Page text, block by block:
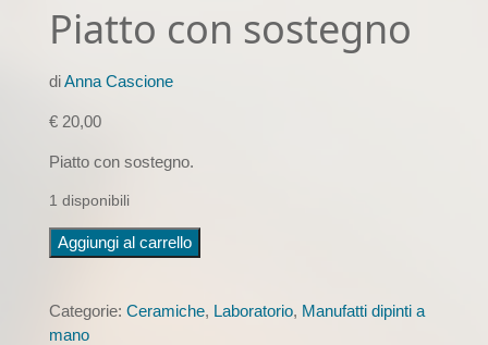
Piatto con sostegno
diAnna Cascione
€20,00
Piatto con sostegno.
1 disponibili
Piatto
con
quantità
Aggiungi al carrello
Categorie: Ceramiche, Laboratorio, Manufatti dipinti a
mano